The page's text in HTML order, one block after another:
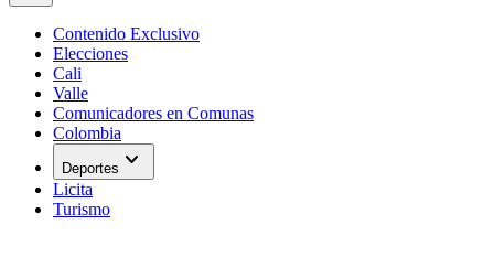
Contenido Exclusivo
Elecciones
Cali
Valle
Comunicadores en Comunas
Colombia
Deportes expand_more
Licita
Turismo